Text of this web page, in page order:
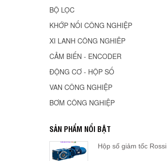
BỘ LỌC
KHỚP NỐI CÔNG NGHIỆP
XI LANH CÔNG NGHIÊP
CẢM BIẾN - ENCODER
ĐỘNG CƠ - HỘP SỐ
VAN CÔNG NGHIỆP
BƠM CÔNG NGHIỆP
SẢN PHẨM NỔI BẬT
Hộp số giảm tốc Rossi